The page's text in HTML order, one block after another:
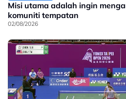
Misi utama adalah ingin
komuniti tempatan
02/08/2026